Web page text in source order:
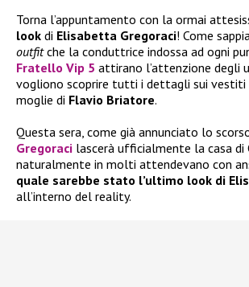
Torna l’appuntamento con la ormai
look di Elisabetta Gregoraci! Come
outfitche la conduttrice indossa ad ogni
Fratello Vip 5 attirano l’attenzione degli
vogliono scoprire tutti i dettagli sui vestiti
moglie di Flavio Briatore.
Questa sera, come già annunciato lo
Gregoraci lascerà ufficialmente la casa di
naturalmente in molti attendevano con
quale sarebbe stato l’ultimo look di
all’interno del reality.